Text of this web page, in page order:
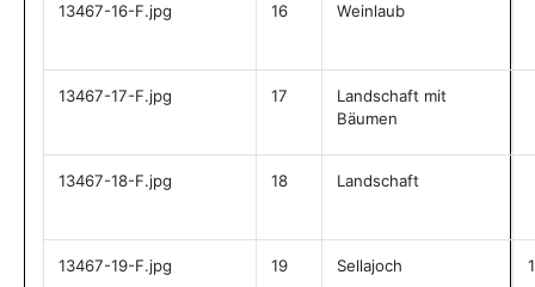
13467-16-F.jpg 16 Weinlaub
13467-17-F.jpg 17
Landschaft mit
Bäumen
13467-18-F.jpg 18 Landschaft
13467-19-F.jpg 19 Sellajoch